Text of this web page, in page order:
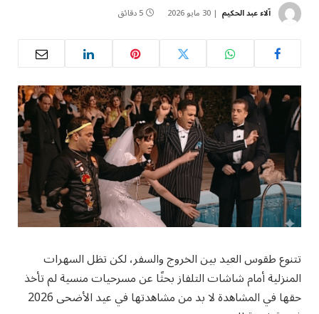
آلاء عبد الحكيم 30 مايو 2026 5 دقائق
تتنوع طقوس العيد بين الخروج والسفر، لكن تظل السهرات
المنزلية أمام شاشات التلفاز بحثًا عن مسرحيات منسية لم تأخذ
حقها في المشاهدة لا بد من مشاهدتها في عيد الأضحى 2026